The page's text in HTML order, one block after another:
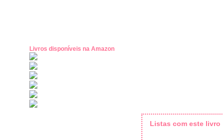
Livros disponíveis na Amazon
Listas com este livro